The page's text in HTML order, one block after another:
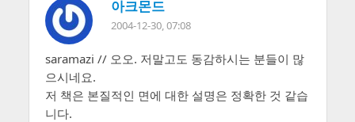
아크몬드
2004-12-30, 07:08
saramazi // 오오. 저말고도 동감하시는 분들이 많
으시네요.
저 책은 본질적인 면에 대한 설명은 정확한 것 같습
니다.